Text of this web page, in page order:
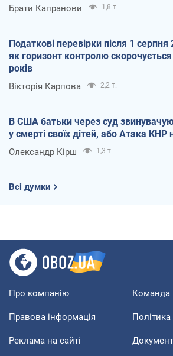
Брати Капранови 1,8 т.
Податкові перевірки після 1 серпня
як горизонт контролю
років
Вікторія Карпова 2,2 т.
В США батьки через суд
у смерті своїх дітей, або Атака КНР
Олександр Кірш 1,3 т.
Всі думки
Про компанію Команда
Правова інформація Політика
Реклама на сайті